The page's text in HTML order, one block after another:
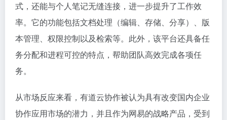
式，还能与个人笔记无缝连接，进一步提升了工作效
率。它的功能包括文档处理（编辑、存储、分享）、版
本管理、权限控制以及检索等。此外，该平台还具备任
务分配和进程可控的特点，帮助团队高效完成各项任
务。
从市场反应来看，有道云协作被认为具有改变国内企业
协作应用市场的潜力，并且作为网易的战略产品，受到